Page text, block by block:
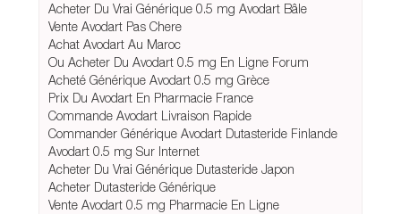
Acheter Du Vrai Générique 0.5 mg Avodart Bâle
Vente Avodart Pas Chere
Achat Avodart Au Maroc
Ou Acheter Du Avodart 0.5 mg En Ligne Forum
Acheté Générique Avodart 0.5 mg Grèce
Prix Du Avodart En Pharmacie France
Commande Avodart Livraison Rapide
Commander Générique Avodart Dutasteride Finlande
Avodart 0.5 mg Sur Internet
Acheter Du Vrai Générique Dutasteride Japon
Acheter Dutasteride Générique
Vente Avodart 0.5 mg Pharmacie En Ligne